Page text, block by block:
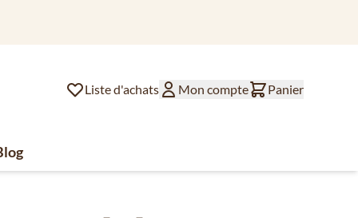
Liste d'achats Mon compte Panier
de café
for Divers